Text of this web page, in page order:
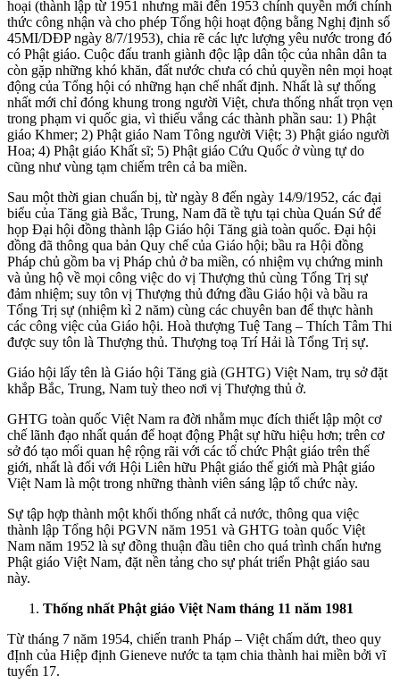
hoại (thành lập từ 1951 nhưng mãi đến 1953 chính quyền mới chính
thức công nhận và cho phép Tổng hội hoạt động bằng Nghị định số
45MI/DĐP ngày 8/7/1953), chia rẽ các lực lượng yêu nước trong đó
có Phật giáo. Cuộc đấu tranh giành độc lập dân tộc của nhân dân ta
còn gặp những khó khăn, đất nước chưa có chủ quyền nên mọi hoạt
động của Tổng hội có những hạn chế nhất định. Nhất là sự thống
nhất mới chỉ đóng khung trong người Việt, chưa thống nhất trọn vẹn
trong phạm vi quốc gia, vì thiếu vắng các thành phần sau: 1) Phật
giáo Khmer; 2) Phật giáo Nam Tông người Việt; 3) Phật giáo người
Hoa; 4) Phật giáo Khất sĩ; 5) Phật giáo Cứu Quốc ở vùng tự do
cũng như vùng tạm chiếm trên cả ba miền.
Sau một thời gian chuẩn bị, từ ngày 8 đến ngày 14/9/1952, các đại
biểu của Tăng già Bắc, Trung, Nam đã tề tựu tại chùa Quán Sứ để
họp Đại hội đồng thành lập Giáo hội Tăng già toàn quốc. Đại hội
đồng đã thông qua bản Quy chế của Giáo hội; bầu ra Hội đồng
Pháp chủ gồm ba vị Pháp chủ ở ba miền, có nhiệm vụ chứng minh
và ủng hộ về mọi công việc do vị Thượng thủ cùng Tổng Trị sự
đảm nhiệm; suy tôn vị Thượng thủ đứng đầu Giáo hội và bầu ra
Tổng Trị sự (nhiệm kì 2 năm) cùng các chuyên ban để thực hành
các công việc của Giáo hội. Hoà thượng Tuệ Tang – Thích Tâm Thi
được suy tôn là Thượng thủ. Thượng toạ Trí Hải là Tổng Trị sự.
Giáo hội lấy tên là Giáo hội Tăng già (GHTG) Việt Nam, trụ sở đặt
khắp Bắc, Trung, Nam tuỳ theo nơi vị Thượng thủ ở.
GHTG toàn quốc Việt Nam ra đời nhằm mục đích thiết lập một cơ
chế lãnh đạo nhất quán để hoạt động Phật sự hữu hiệu hơn; trên cơ
sở đó tạo mối quan hệ rộng rãi với các tổ chức Phật giáo trên thế
giới, nhất là đối với Hội Liên hữu Phật giáo thế giới mà Phật giáo
Việt Nam là một trong những thành viên sáng lập tổ chức này.
Sự tập hợp thành một khối thống nhất cả nước, thông qua việc
thành lập Tổng hội PGVN năm 1951 và GHTG toàn quốc Việt
Nam năm 1952 là sự đồng thuận đầu tiên cho quá trình chấn hưng
Phật giáo Việt Nam, đặt nền tảng cho sự phát triển Phật giáo sau
này.
Thống nhất Phật giáo Việt Nam tháng 11 năm 1981
Từ tháng 7 năm 1954, chiến tranh Pháp – Việt chấm dứt, theo quy
đỊnh của Hiệp định Gieneve nước ta tạm chia thành hai miền bởi vĩ
tuyến 17.